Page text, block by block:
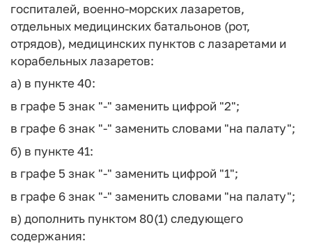
госпиталей, военно-морских лазаретов,
отдельных медицинских батальонов (рот,
отрядов), медицинских пунктов с лазаретами и
корабельных лазаретов:
а) в пункте 40:
в графе 5 знак "-" заменить цифрой "2";
в графе 6 знак "-" заменить словами "на палату";
б) в пункте 41:
в графе 5 знак "-" заменить цифрой "1";
в графе 6 знак "-" заменить словами "на палату";
в) дополнить пунктом 80(1) следующего
содержания: